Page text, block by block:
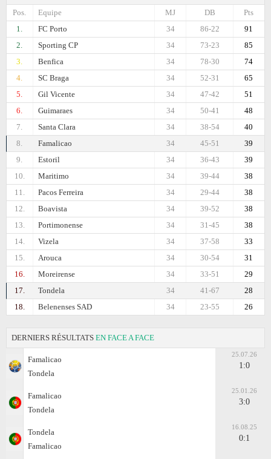
Pos. Equipe Pts
DB
MJ
1.
FC Porto 91
86-22
34
2.
Sporting CP 85
73-23
34
3.
Benfica 74
78-30
34
4.
SC Braga 65
52-31
34
5.
Gil Vicente 51
47-42
34
6.
Guimaraes 48
50-41
34
7.
Santa Clara 40
38-54
34
8.
Famalicao 39
45-51
34
9.
Estoril 39
36-43
34
10.
Maritimo 38
39-44
34
11.
Pacos Ferreira 38
29-44
34
12.
Boavista 38
39-52
34
13.
Portimonense 38
31-45
34
14.
Vizela 33
37-58
34
15.
Arouca 31
30-54
34
16.
Moreirense 29
33-51
34
17.
Tondela 28
41-67
34
18.
Belenenses SAD 26
23-55
34
DERNIERS RÉSULTATS EN FACE A FACE
Famalicao
Tondela
25.07.26
1:0
Famalicao
Tondela
25.01.26
3:0
Tondela
Famalicao
16.08.25
0:1